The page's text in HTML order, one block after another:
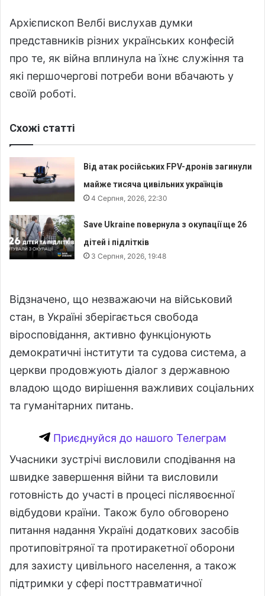
Архієпископ Велбі вислухав думки
представників різних українських конфесій
про те, як війна вплинула на їхнє служіння та
які першочергові потреби вони вбачають у
своїй роботі.
Схожі статті
Від атак російських FPV-дронів загинули
майже тисяча цивільних українців
4 Серпня, 2026, 22:30
Save Ukraine повернула з окупації ще 26
дітей і підлітків
3 Серпня, 2026, 19:48
Відзначено, що незважаючи на військовий
стан, в Україні зберігається свобода
віросповідання, активно функціонують
демократичні інститути та судова система, а
церкви продовжують діалог з державною
владою щодо вирішення важливих соціальних
та гуманітарних питань.
Приєднуйся до нашого Телеграм
Учасники зустрічі висловили сподівання на
швидке завершення війни та висловили
готовність до участі в процесі післявоєнної
відбудови країни. Також було обговорено
питання надання Україні додаткових засобів
протиповітряної та протиракетної оборони
для захисту цивільного населення, а також
підтримки у сфері посттравматичної